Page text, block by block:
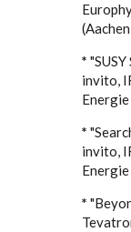
*
invito,
*
invito,
*